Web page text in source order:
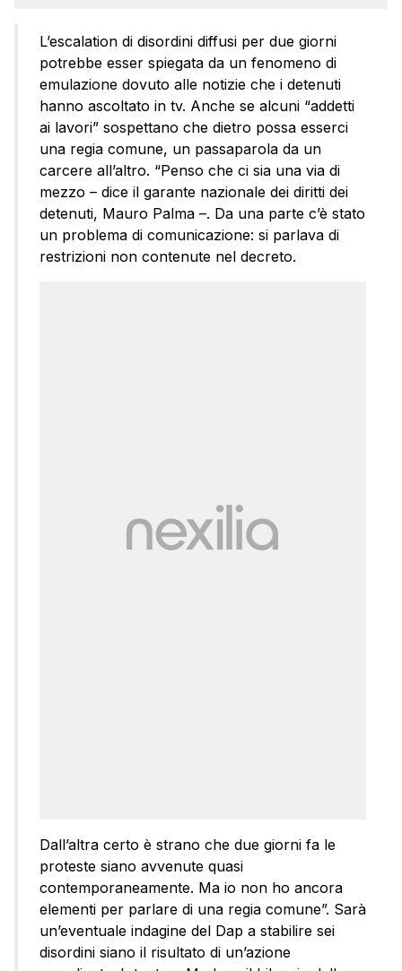
L’escalation di disordini diffusi per due giorni
potrebbe esser spiegata da un fenomeno di
emulazione dovuto alle notizie che i detenuti
hanno ascoltato in tv. Anche se alcuni “addetti
ai lavori” sospettano che dietro possa esserci
una regia comune, un passaparola da un
carcere all’altro. “Penso che ci sia una via di
mezzo – dice il garante nazionale dei diritti dei
detenuti, Mauro Palma –. Da una parte c’è stato
un problema di comunicazione: si parlava di
restrizioni non contenute nel decreto.
Dall’altra certo è strano che due giorni fa le
proteste siano avvenute quasi
contemporaneamente. Ma io non ho ancora
elementi per parlare di una regia comune”. Sarà
un’eventuale indagine del Dap a stabilire sei
disordini siano il risultato di un’azione